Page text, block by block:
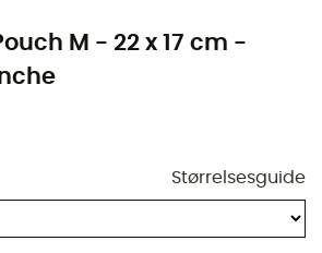
M - 22 x 17 cm -
Størrelsesguide
enige, men det betyder ikke, at
tage sine forholdsregler.